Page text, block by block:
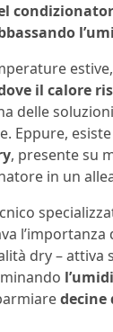
il calore
delle
Eppure,
, presente su
in un
dry – attiva
decine